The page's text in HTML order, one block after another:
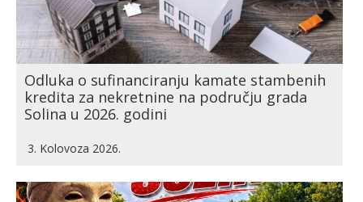
Odluka o sufinanciranju kamate stambenih
kredita za nekretnine na području grada
Solina u 2026. godini
3. Kolovoza 2026.